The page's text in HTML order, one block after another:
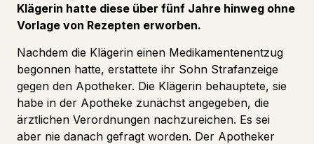
Klägerin hatte diese über fünf Jahre hinweg ohne
Vorlage von Rezepten erworben.
Nachdem die Klägerin einen Medikamentenentzug
begonnen hatte, erstattete ihr Sohn Strafanzeige
gegen den Apotheker. Die Klägerin behauptete, sie
habe in der Apotheke zunächst angegeben, die
ärztlichen Verordnungen nachzureichen. Es sei
aber nie danach gefragt worden. Der Apotheker